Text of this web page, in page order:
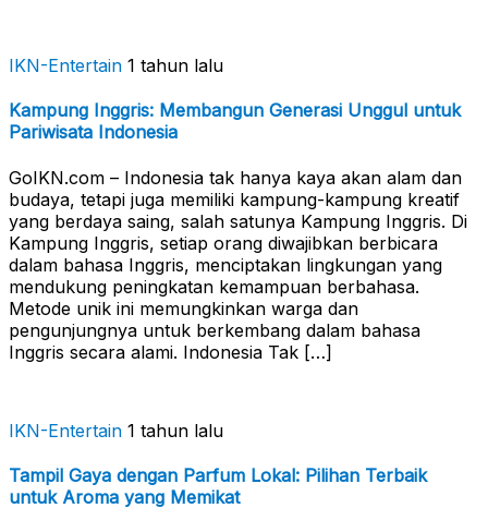
IKN-Entertain 1 tahun lalu
Kampung Inggris: Membangun Generasi Unggul untuk
Pariwisata Indonesia
GoIKN.com – Indonesia tak hanya kaya akan alam dan
budaya, tetapi juga memiliki kampung-kampung kreatif
yang berdaya saing, salah satunya Kampung Inggris. Di
Kampung Inggris, setiap orang diwajibkan berbicara
dalam bahasa Inggris, menciptakan lingkungan yang
mendukung peningkatan kemampuan berbahasa.
Metode unik ini memungkinkan warga dan
pengunjungnya untuk berkembang dalam bahasa
Inggris secara alami. Indonesia Tak […]
IKN-Entertain 1 tahun lalu
Tampil Gaya dengan Parfum Lokal: Pilihan Terbaik
untuk Aroma yang Memikat